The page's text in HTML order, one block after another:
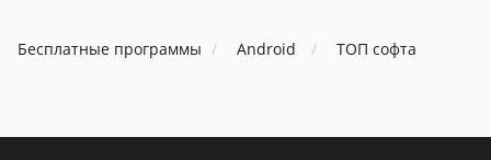
Бесплатные программы Android ТОП софта